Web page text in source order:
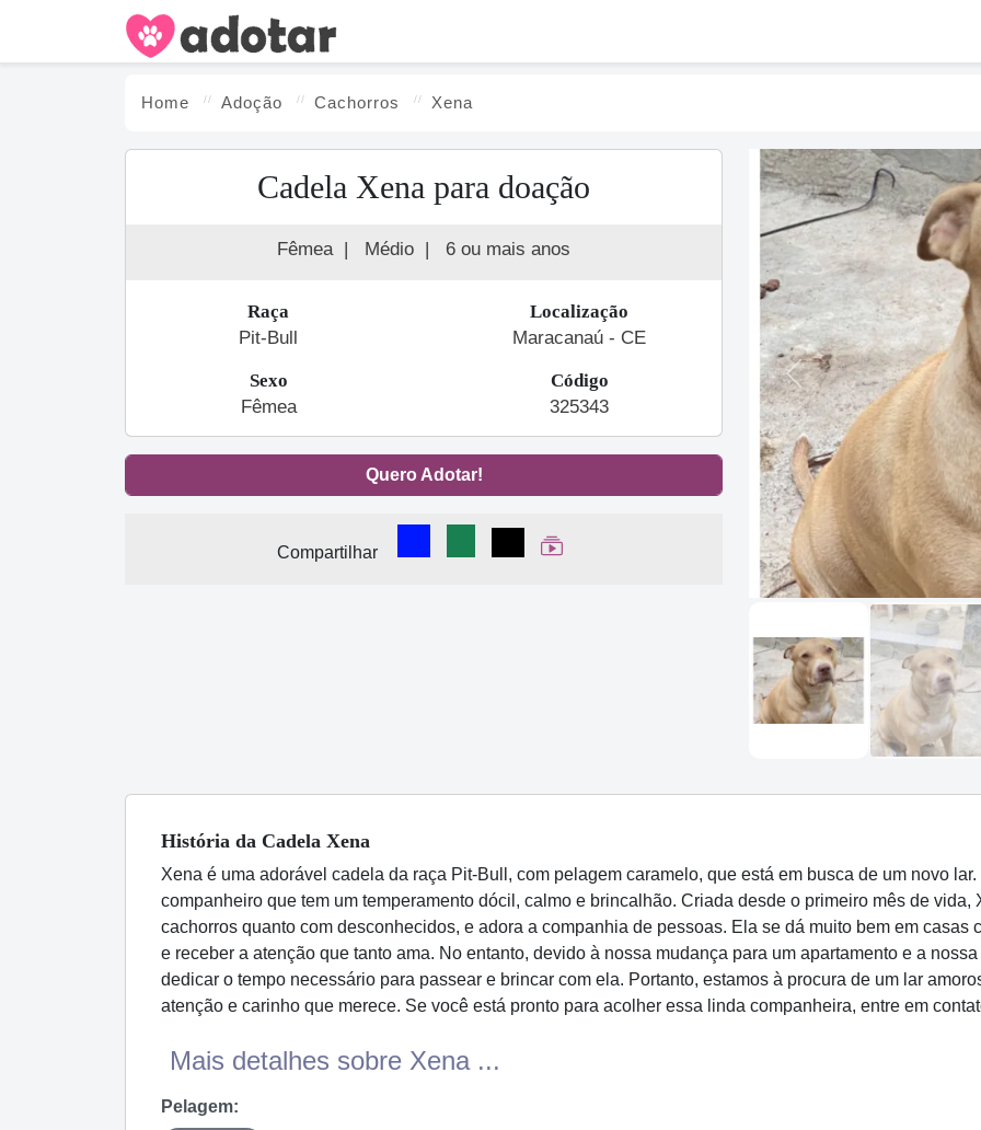
Home Adoção Cachorros Xena
Cadela Xena para doação
Fêmea | Médio | 6 ou mais anos
Raça
Pit-Bull
Localização
Maracanaú - CE
Sexo
Fêmea
Código
325343
Quero Adotar!
Compartilhar
Compartilhar no Facebook
Compartilhar no WhatsApp
Compartilhar
Ver Web Story
Previous
História da Cadela Xena
Xena é uma adorável cadela da raça Pit-Bull, com pelagem caramelo, que está em busca de um novo
companheiro que tem um temperamento dócil, calmo e brincalhão. Criada desde o primeiro mês de vida,
cachorros quanto com desconhecidos, e adora a companhia de pessoas. Ela se dá muito bem em casas
e receber a atenção que tanto ama. No entanto, devido à nossa mudança para um apartamento e a
dedicar o tempo necessário para passear e brincar com ela. Portanto, estamos à procura de um lar
atenção e carinho que merece. Se você está pronto para acolher essa linda companheira, entre em
Mais detalhes sobre Xena ...
Pelagem: